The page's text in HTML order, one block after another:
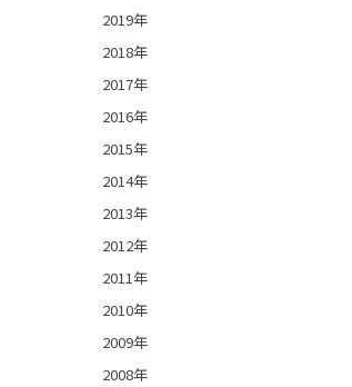
2019年
2018年
2017年
2016年
2015年
2014年
2013年
2012年
2011年
2010年
2009年
2008年